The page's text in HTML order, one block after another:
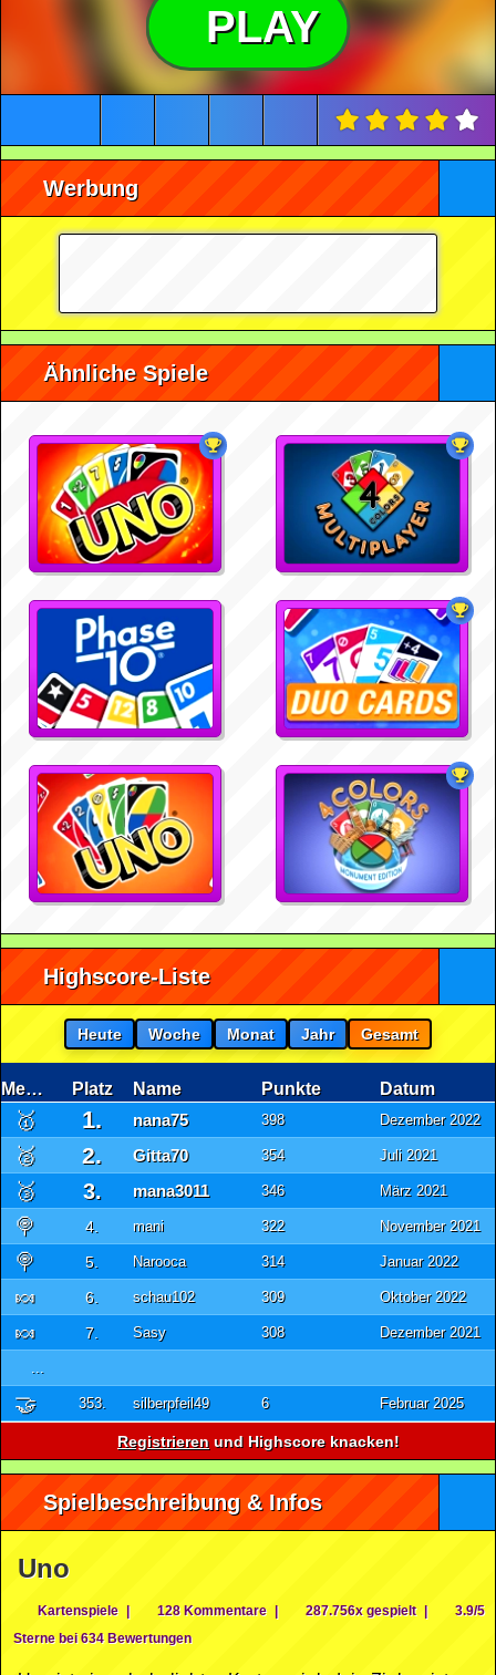
PLAY
Werbung
Ähnliche Spiele
Highscore-Liste
Heute Woche Monat Jahr Gesamt
Medaille Platz Name Punkte Datum
🥇 1. nana75 398 Dezember 2022
🥈 2. Gitta70 354 Juli 2021
🥉 3. mana3011 346 März 2021
🍭 4. mani 322 November 2021
🍭 5. Narooca 314 Januar 2022
🍬 6. schau102 309 Oktober 2022
🍬 7. Sasy 308 Dezember 2021
...
🤝 353. silberpfeil49 6 Februar 2025
Registrieren und Highscore knacken!
Spielbeschreibung & Infos
Uno
Kartenspiele | 128 Kommentare | 287.756x gespielt |
3.9/5
Sterne bei 634 Bewertungen